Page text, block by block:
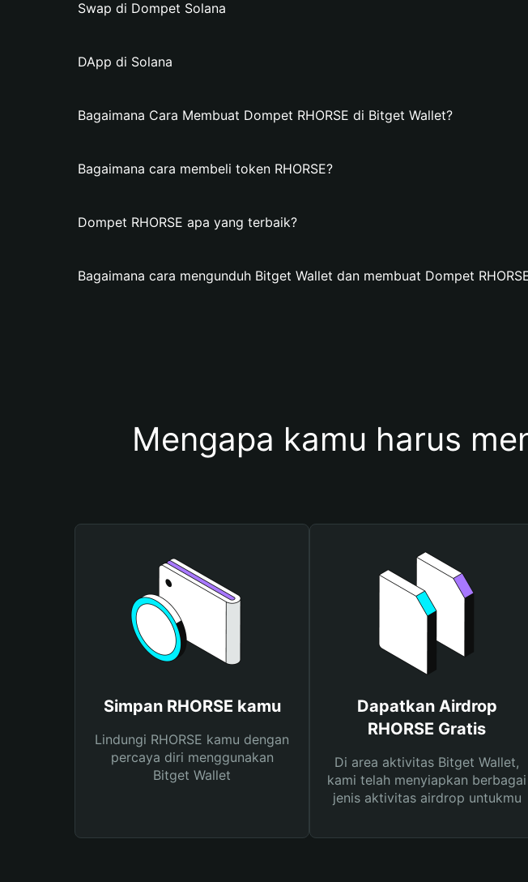
Swap di Dompet Solana
DApp di Solana
Bagaimana Cara Membuat Dompet RHORSE di Bitget Wallet?
Bagaimana cara membeli token RHORSE?
Dompet RHORSE apa yang terbaik?
Bagaimana cara mengunduh Bitget Wallet dan membuat Dompet
Mengapa kamu harus
Simpan RHORSE kamu
Lindungi RHORSE kamu dengan
percaya diri menggunakan
Bitget Wallet
Dapatkan Airdrop
RHORSE Gratis
Di area aktivitas Bitget Wallet,
kami telah menyiapkan berbagai
jenis aktivitas airdrop untukmu